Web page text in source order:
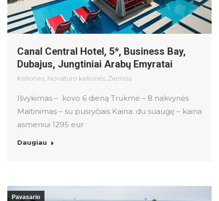
Canal Central Hotel, 5*, Business Bay,
Dubajus, Jungtiniai Arabų Emyratai
Keliones Novaturo kelionės Žiemos
Išvykimas – kovo 6 dieną Trukmė – 8 nakvynės
Maitinimas – su pusryčiais Kaina: du suaugę – kaina
asmeniui 1295 eur
Daugiau
Pavasario